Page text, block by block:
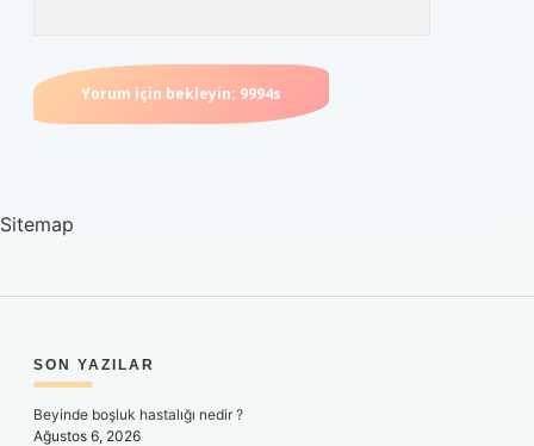
Sitemap
SIDEBAR
SON YAZILAR
Beyinde boşluk hastalığı nedir ?
Ağustos 6, 2026